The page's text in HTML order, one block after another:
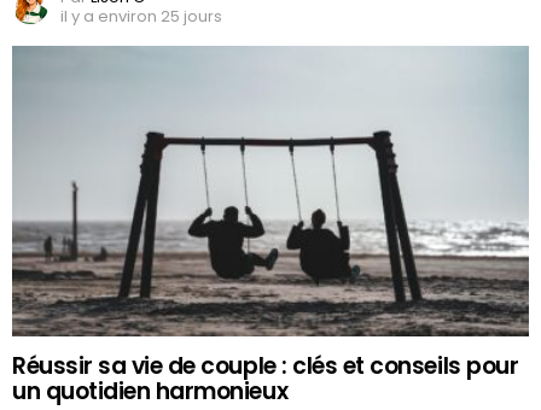
il y a environ 25 jours
Réussir sa vie de couple : clés et conseils pour
un quotidien harmonieux